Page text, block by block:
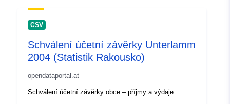
CSV
Schválení účetní závěrky Unterlamm
2004 (Statistik Rakousko)
opendataportal.at
Schválení účetní závěrky obce – příjmy a výdaje